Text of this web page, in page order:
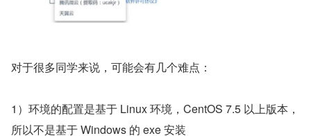
对于很多同学来说，可能会有几个难点：
1）环境的配置是基于 Linux 环境，CentOS 7.5 以上版本，
所以不是基于 Windows 的 exe 安装